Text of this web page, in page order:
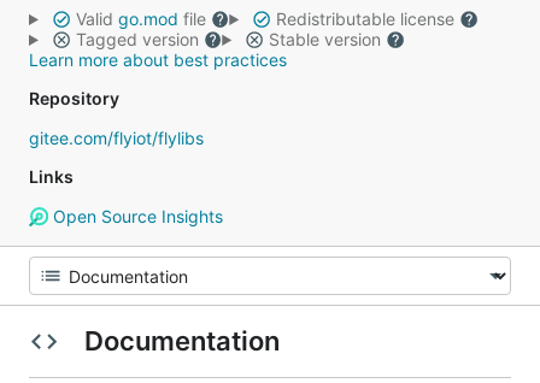
Valid go.mod file
Redistributable license
Tagged version
Stable version
Learn more about best practices
Repository
gitee.com/flyiot/flylibs
Links
Open Source Insights
Documentation